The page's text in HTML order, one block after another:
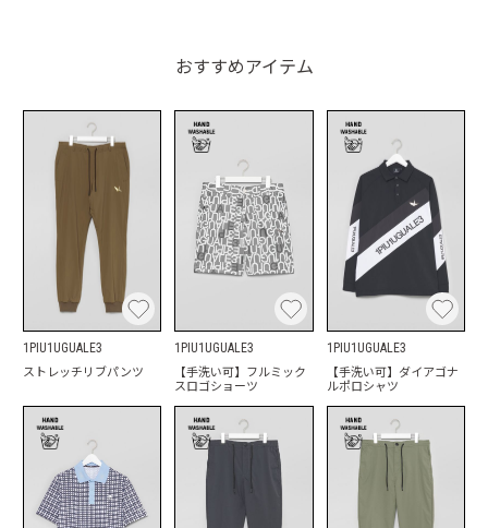
おすすめアイテム
1PIU1UGUALE3
ストレッチリブパンツ
1PIU1UGUALE3
【手洗い可】フルミック
スロゴショーツ
1PIU1UGUALE3
【手洗い可】ダイアゴナ
ルポロシャツ